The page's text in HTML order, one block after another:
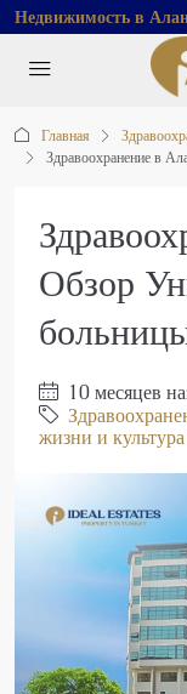
Недвижимость в
Главная
Здравоохранение в
Обзор
10 месяцев
жизни и